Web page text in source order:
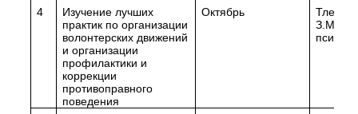
4
Изучение лучших
практик по организации
волонтерских движений
и организации
профилактики и
коррекции
противоправного
поведения
Октябрь
З.М.